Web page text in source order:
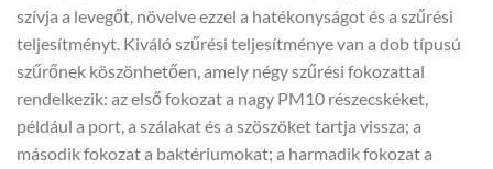
szívja a levegőt, növelve ezzel a hatékonyságot és a szűrési
teljesítményt. Kiváló szűrési teljesítménye van a dob típusú
szűrőnek köszönhetően, amely négy szűrési fokozattal
rendelkezik: az első fokozat a nagy PM10 részecskéket,
például a port, a szálakat és a szöszöket tartja vissza; a
második fokozat a baktériumokat; a harmadik fokozat a